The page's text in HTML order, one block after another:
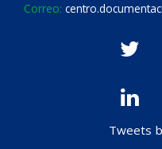
Correo:
Tweets